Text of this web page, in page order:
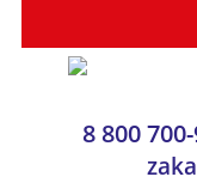
8 800